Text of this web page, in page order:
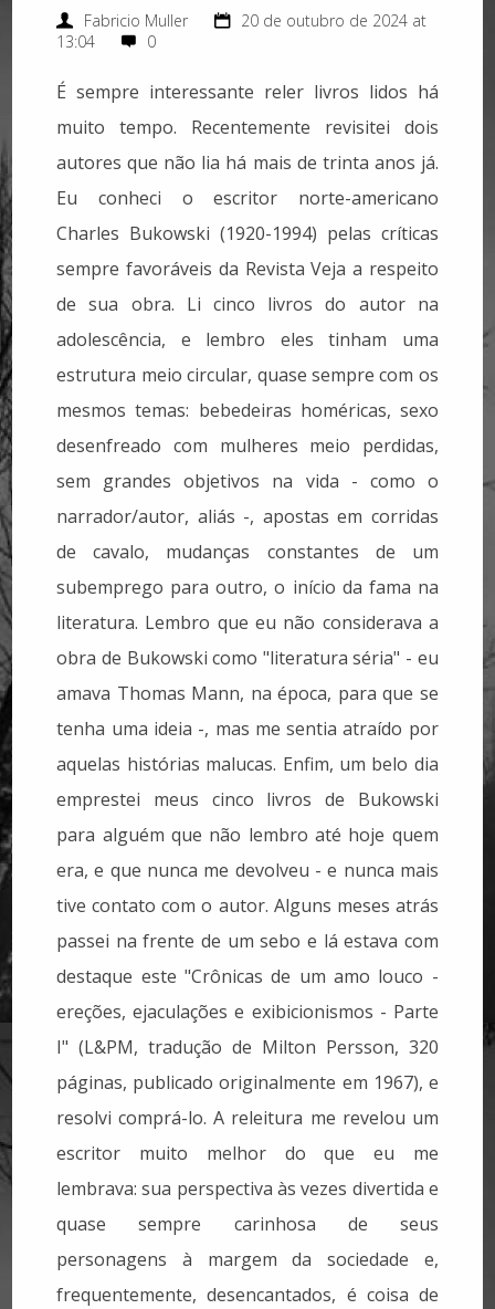
Fabricio Muller
20 de outubro de 2024 at
13:04
0
É sempre interessante reler livros lidos há
muito tempo. Recentemente revisitei dois
autores que não lia há mais de trinta anos já.
Eu conheci o escritor norte-americano
Charles Bukowski (1920-1994) pelas críticas
sempre favoráveis da Revista Veja a respeito
de sua obra. Li cinco livros do autor na
adolescência, e lembro eles tinham uma
estrutura meio circular, quase sempre com os
mesmos temas: bebedeiras homéricas, sexo
desenfreado com mulheres meio perdidas,
sem grandes objetivos na vida - como o
narrador/autor, aliás -, apostas em corridas
de cavalo, mudanças constantes de um
subemprego para outro, o início da fama na
literatura. Lembro que eu não considerava a
obra de Bukowski como "literatura séria" - eu
amava Thomas Mann, na época, para que se
tenha uma ideia -, mas me sentia atraído por
aquelas histórias malucas. Enfim, um belo dia
emprestei meus cinco livros de Bukowski
para alguém que não lembro até hoje quem
era, e que nunca me devolveu - e nunca mais
tive contato com o autor. Alguns meses atrás
passei na frente de um sebo e lá estava com
destaque este "Crônicas de um amo louco -
ereções, ejaculações e exibicionismos - Parte
I" (L&PM, tradução de Milton Persson, 320
páginas, publicado originalmente em 1967), e
resolvi comprá-lo. A releitura me revelou um
escritor muito melhor do que eu me
lembrava: sua perspectiva às vezes divertida e
quase sempre carinhosa de seus
personagens à margem da sociedade e,
frequentemente, desencantados, é coisa de